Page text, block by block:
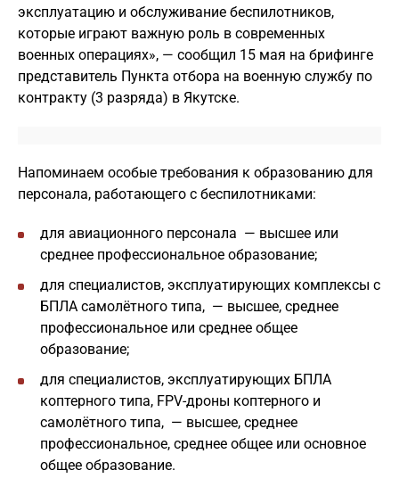
эксплуатацию и обслуживание беспилотников,
которые играют важную роль в современных
военных операциях», — сообщил 15 мая на брифинге
представитель Пункта отбора на военную службу по
контракту (3 разряда) в Якутске.
Напоминаем особые требования к образованию для
персонала, работающего с беспилотниками:
для авиационного персонала — высшее или
среднее профессиональное образование;
для специалистов, эксплуатирующих комплексы с
БПЛА самолётного типа, — высшее, среднее
профессиональное или среднее общее
образование;
для специалистов, эксплуатирующих БПЛА
коптерного типа, FPV-дроны коптерного и
самолётного типа, — высшее, среднее
профессиональное, среднее общее или основное
общее образование.